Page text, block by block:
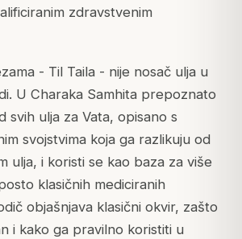
zdravstvenim
- Til Taila - nije nosač ulja u
U Charaka Samhita prepoznato
svih ulja za Vata, opisano s
svojstvima koja ga razlikuju od
ulja, i koristi se kao baza za više
klasičnih mediciranih
objašnjava klasični okvir, zašto
i kako ga pravilno koristiti u